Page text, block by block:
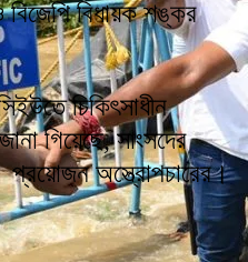
বিধায়ক শঙ্কর
চিকিৎসাধীন
গিয়েছে, সাংসদের
প্রয়োজন অস্ত্রোপচারের।